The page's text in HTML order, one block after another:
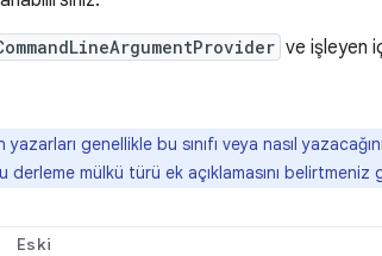
ve işleyen
yazarları genellikle bu sınıfı veya nasıl
derleme mülkü türü ek açıklamasını belirtmeniz
Eski